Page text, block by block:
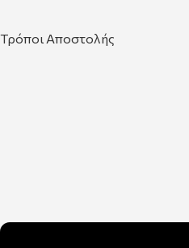
Τρόποι Αποστολής